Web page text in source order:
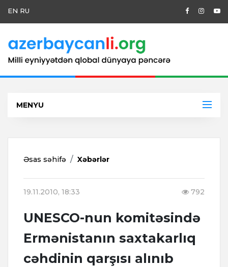
EN RU
MENYU
Əsas səhifə Xəbərlər
19.11.2010, 18:33 792
UNESCO-nun komitəsində
Ermənistanın saxtakarlıq
cəhdinin qarşısı alınıb